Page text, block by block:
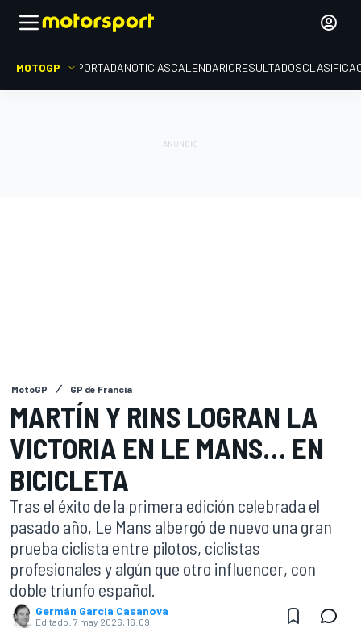
MOTOGP PORTADANOTICIASCALENDARIORESULTADOS
MotoGP GP de Francia
MARTÍN Y RINS LOGRAN LA
VICTORIA EN LE MANS… EN
BICICLETA
Tras el éxito de la primera edición celebrada el
pasado año, Le Mans albergó de nuevo una gran
prueba ciclista entre pilotos, ciclistas
profesionales y algún que otro influencer, con
doble triunfo español.
Germán Garcia Casanova
Editado: 7 may 2026, 16:09